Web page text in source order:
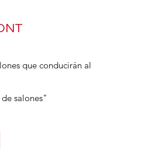
que conducirán al
salones"